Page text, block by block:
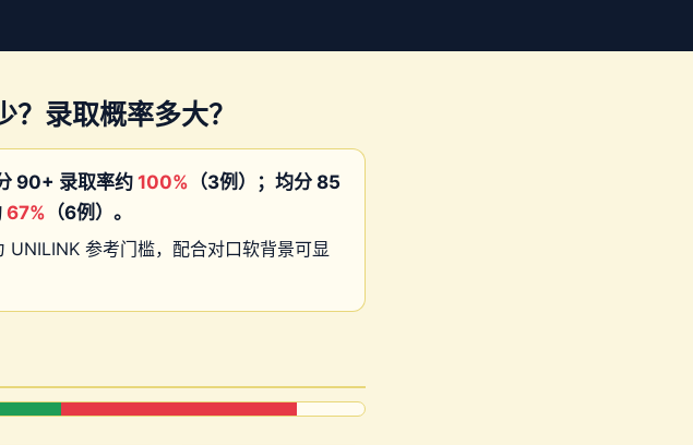
录取概率多大？
90+ 录取率约 100% （3例）；均分 85
67% （6例）。
UNILINK 参考门槛，配合对口软背景可显